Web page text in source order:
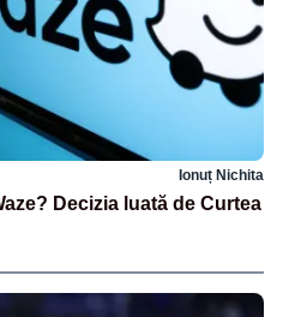
Ionuț Nichita
Decizia luată de Curtea